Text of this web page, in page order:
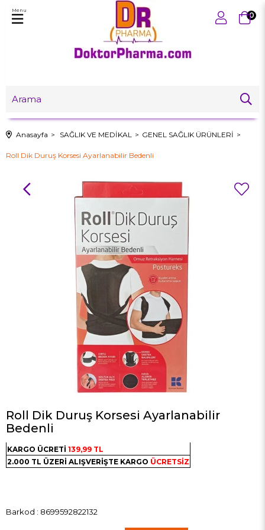
0
Menu
Anasayfa SAĞLIK VE MEDİKAL GENEL SAĞLIK ÜRÜNLERİ
Roll Dik Duruş Korsesi Ayarlanabilir Bedenli
Roll Dik Duruş Korsesi Ayarlanabilir
Bedenli
KARGO ÜCRETİ 139,99 TL
2.000 TL ÜZERİ ALIŞVERİŞTE KARGO ÜCRETSİZ
Barkod : 8699592822132